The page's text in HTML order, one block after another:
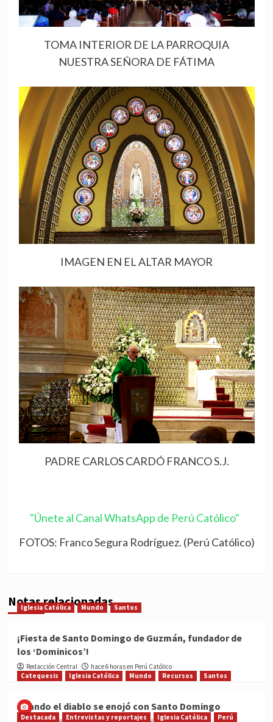
TOMA INTERIOR DE LA PARROQUIA
NUESTRA SEÑORA DE FÁTIMA
IMAGEN EN EL ALTAR MAYOR
PADRE CARLOS CARDÓ FRANCO S.J.
"Únete al Canal WhatsApp de Perú Católico"
FOTOS: Franco Segura Rodríguez. (Perú Católico)
Notas relacionadas
Iglesia Católica Mundo Santos
¡Fiesta de Santo Domingo de Guzmán, fundador de
los ‘Dominicos’!
Redacción Central
hace 6 horas en Perú Católico
Catequesis
Iglesia Católica Mundo Recursos Santos
Cuando el diablo se enojó con Santo Domingo
Destacada Entrevistas y reportajes Iglesia Católica Perú